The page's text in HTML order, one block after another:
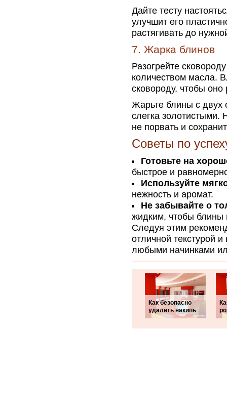
Дайте тесту
улучшит его
растягивать до
7. Жарка блинов
Разогрейте
количеством масла.
сковороду, чтобы
Жарьте блины с двух
слегка золотистыми.
не порвать и
Советы по
Готовьте на
быстрое и
Используйте
нежность и аромат.
Не забывайте о
жидким, чтобы блины
Следуя этим
отличной текстурой
любыми начинками
Как безопасно
удалить накипь